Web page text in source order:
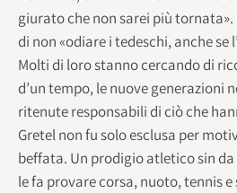
giurato che non sarei più
di non «odiare i tedeschi, anche se
Molti di loro stanno cercando di
d’un tempo, le nuove generazioni
ritenute responsabili di ciò che
Gretel non fu solo esclusa per
beffata. Un prodigio atletico sin
le fa provare corsa, nuoto, tennis